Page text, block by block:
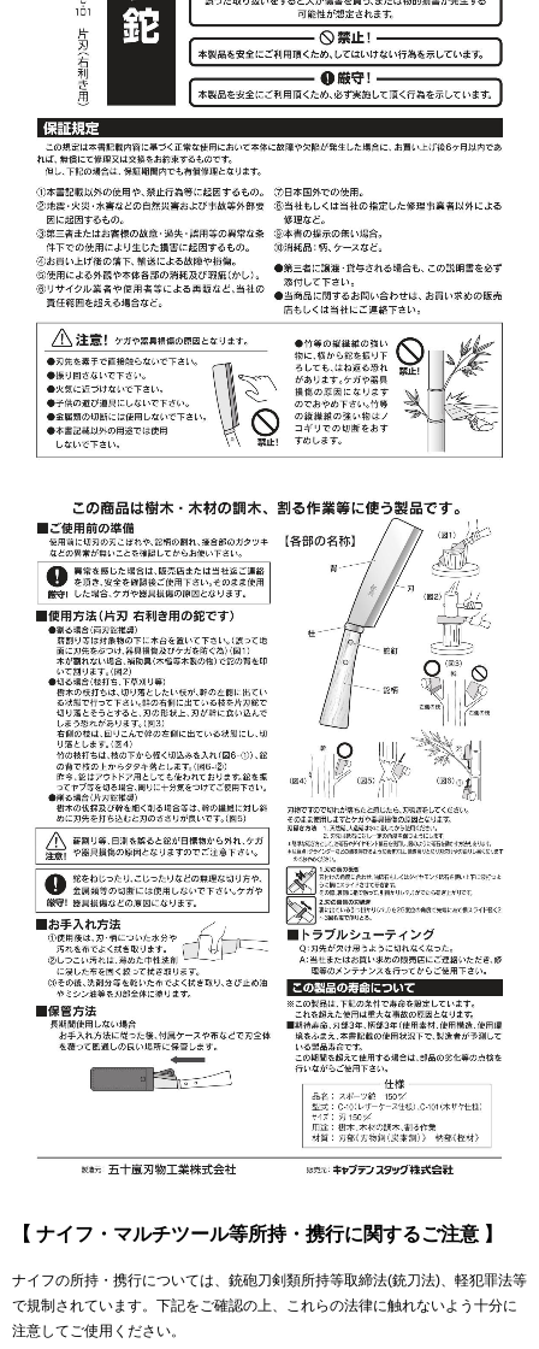
【 ナイフ・マルチツール等所持・携行に関するご注意 】
ナイフの所持・携行については、銃砲刀剣類所持等取締法(銃刀法)、軽犯罪法等
で規制されています。下記をご確認の上、これらの法律に触れないよう十分に
注意してご使用ください。